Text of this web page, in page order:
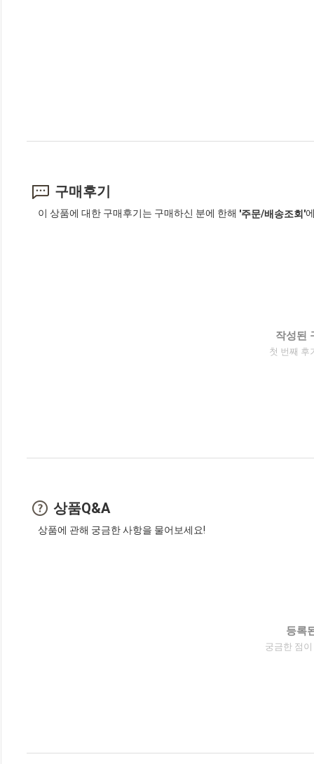
구매후기
이 상품에 대한 구매후기는 구매하신 분에 한해 '주문/배송조회'
작성된
첫 번째 후
상품Q&A
상품에 관해 궁금한 사항을 물어보세요!
등록
궁금한 점